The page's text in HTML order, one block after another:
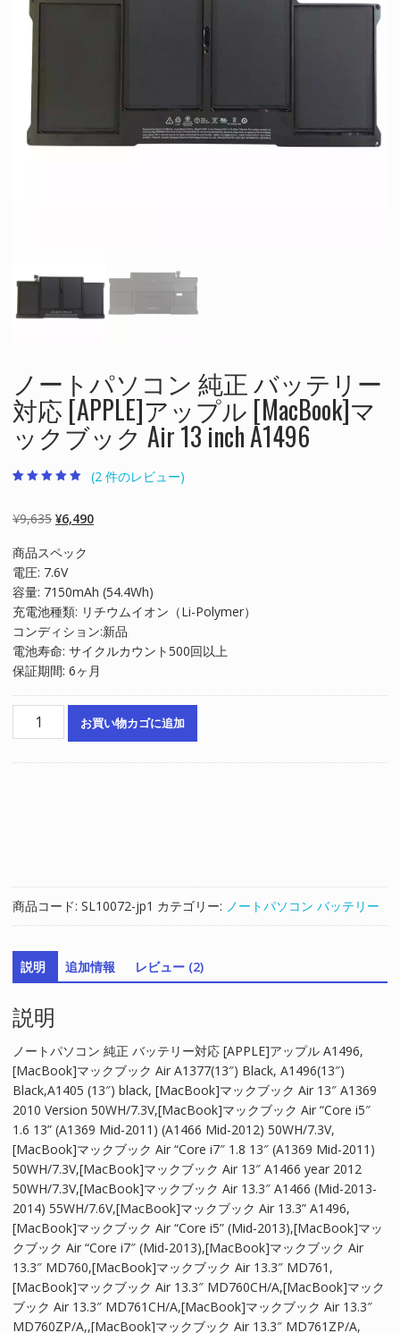
ノートパソコン 純正 バッテリー
対応 [APPLE]アップル [MacBook]マ
ックブック Air 13 inch A1496
評価のうち、
5.00点
(2 件のレビュー)
¥9,635 元
価
格
は
¥9,635
で
し
た。
¥6,490現
格
は
¥6,490
で
す。
商品スペック
電圧: 7.6V
容量: 7150mAh (54.4Wh)
充電池種類: リチウムイオン（Li-Polymer）
コンディション:新品
電池寿命: サイクルカウント500回以上
保証期間: 6ヶ月
バ
ッ
テ
リ
ー
応
[APPLE]
ア
ッ
プ
ル
[MacBook]
マ
ッ
ク
ブ
ッ
ク
Air
13
inch
A1496
お買い物カゴに追加
商品コード: SL10072-jp1 カテゴリー: ノートパソコン バッテリー
説明 追加情報 レビュー (2)
説明
ノートパソコン 純正 バッテリー対応 [APPLE]アップル A1496,
[MacBook]マックブック Air A1377(13″) Black, A1496(13″)
Black,A1405 (13″) black, [MacBook]マックブック Air 13″ A1369
2010 Version 50WH/7.3V,[MacBook]マックブック Air “Core i5″
1.6 13” (A1369 Mid-2011) (A1466 Mid-2012) 50WH/7.3V,
[MacBook]マックブック Air “Core i7″ 1.8 13″ (A1369 Mid-2011)
50WH/7.3V,[MacBook]マックブック Air 13″ A1466 year 2012
50WH/7.3V,[MacBook]マックブック Air 13.3″ A1466 (Mid-2013-
2014) 55WH/7.6V,[MacBook]マックブック Air 13.3” A1496,
[MacBook]マックブック Air “Core i5” (Mid-2013),[MacBook]マッ
クブック Air “Core i7″ (Mid-2013),[MacBook]マックブック Air
13.3″ MD760,[MacBook]マックブック Air 13.3″ MD761,
[MacBook]マックブック Air 13.3″ MD760CH/A,[MacBook]マック
ブック Air 13.3″ MD761CH/A,[MacBook]マックブック Air 13.3″
MD760ZP/A,,[MacBook]マックブック Air 13.3″ MD761ZP/A,